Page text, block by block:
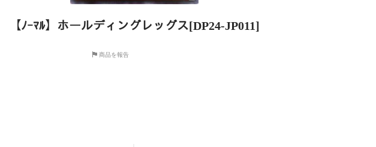
【ﾉｰﾏﾙ】ホールディングレッグス[DP24-JP011]
商品を報告